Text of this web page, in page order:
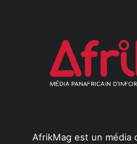
AfrikMag est un média